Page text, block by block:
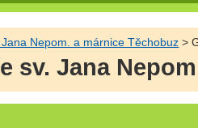
Jana Nepom. a márnice Těchobuz >
sv. Jana